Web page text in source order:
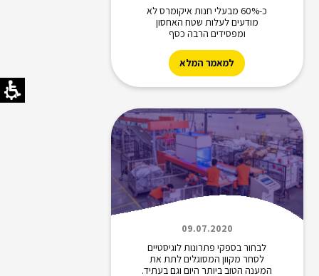
כ-60% מבעלי חנות איקומרס לא
מודעים לעלות שטח האחסון
ומפסידים הרבה כסף
למאמר המלא
09.07.2020
לבחור בספקי פתרונות לוגיסטיים
לסחר מקוון המסוגלים לתת את
המענה הטוב ביותר היום וגם בעתיד.